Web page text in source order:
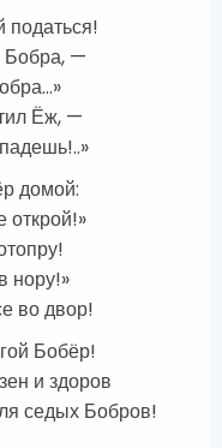
Бобра, —
Ёж, —
домой:
открой!»
нору!»
во двор!
Бобёр!
и здоров
седых Бобров!